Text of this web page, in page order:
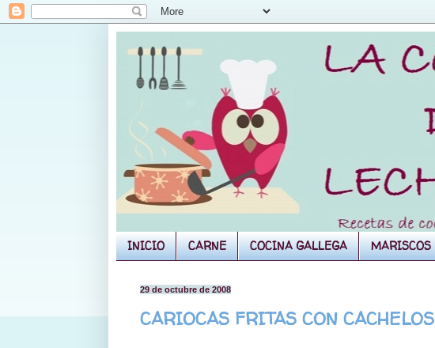
INICIO CARNE COCINA GALLEGA MARISCOS
29 de octubre de 2008
CARIOCAS FRITAS CON CACHELOS